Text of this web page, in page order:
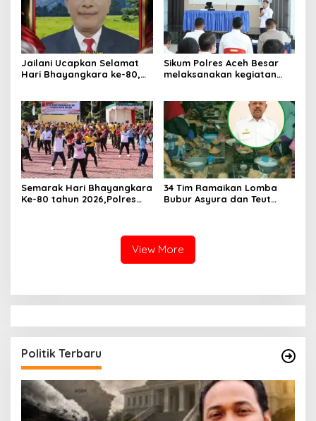
Jailani Ucapkan Selamat
Hari Bhayangkara ke-80,
Masyarakat
Sikum Polres Aceh Besar
melaksanakan kegiatan
dan Praperadilan Menurut
KUHP dan KUHAP Baru
Semarak Hari Bhayangkara
Ke-80 tahun 2026,Polres
34 Tim Ramaikan Lomba
Bubur Asyura dan Teut
View More
Politik Terbaru